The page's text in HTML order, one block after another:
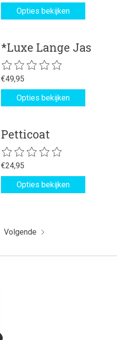
Opties bekijken
*Luxe Lange Jas
De beoordeling van dit product is
€49,95
Opties bekijken
Petticoat
De beoordeling van dit product is
€24,95
Opties bekijken
Volgende